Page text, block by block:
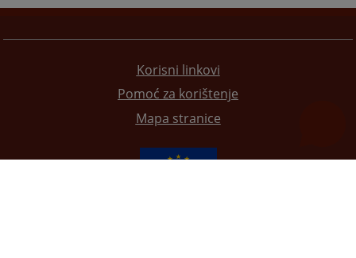
Korisni linkovi
Pomoć za korištenje
Mapa stranice